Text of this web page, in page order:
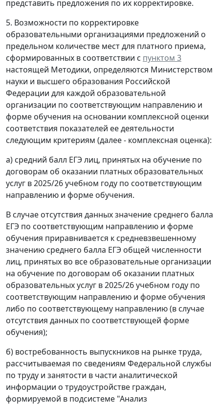
представить предложения по их корректировке.
5. Возможности по корректировке
образовательными организациями предложений о
предельном количестве мест для платного приема,
сформированных в соответствии с пунктом 3
настоящей Методики, определяются Министерством
науки и высшего образования Российской
Федерации для каждой образовательной
организации по соответствующим направлению и
форме обучения на основании комплексной оценки
соответствия показателей ее деятельности
следующим критериям (далее - комплексная оценка):
а) средний балл ЕГЭ лиц, принятых на обучение по
договорам об оказании платных образовательных
услуг в 2025/26 учебном году по соответствующим
направлению и форме обучения.
В случае отсутствия данных значение среднего балла
ЕГЭ по соответствующим направлению и форме
обучения приравнивается к средневзвешенному
значению среднего балла ЕГЭ общей численности
лиц, принятых во все образовательные организации
на обучение по договорам об оказании платных
образовательных услуг в 2025/26 учебном году по
соответствующим направлению и форме обучения
либо по соответствующему направлению (в случае
отсутствия данных по соответствующей форме
обучения);
б) востребованность выпускников на рынке труда,
рассчитываемая по сведениям Федеральной службы
по труду и занятости в части аналитической
информации о трудоустройстве граждан,
формируемой в подсистеме "Анализ